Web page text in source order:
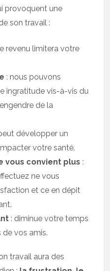
provoquent une
son travail :
revenu limitera votre
: nous pouvons
ingratitude vis-à-vis du
de la
développer un
votre santé.
vous convient plus :
ne vous
et ce en dépit
: diminue votre temps
de vos amis.
travail aura des